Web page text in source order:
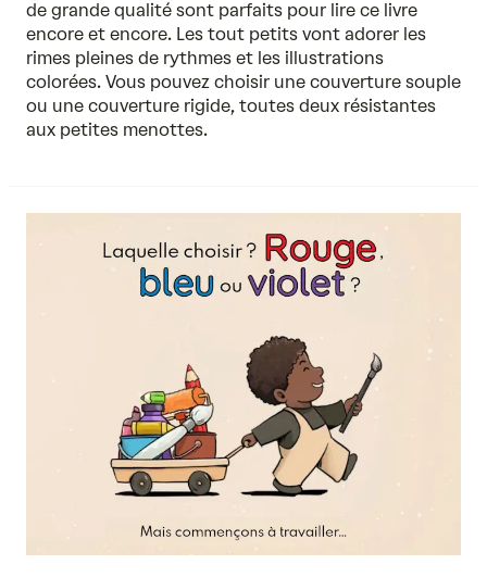
de grande qualité sont parfaits pour lire ce livre
encore et encore. Les tout petits vont adorer les
rimes pleines de rythmes et les illustrations
colorées. Vous pouvez choisir une couverture souple
ou une couverture rigide, toutes deux résistantes
aux petites menottes.